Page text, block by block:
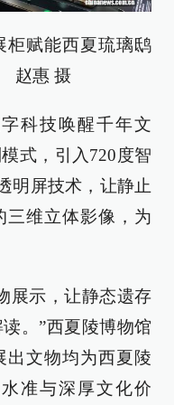
柜赋能西夏琉璃鸱
赵惠 摄
科技唤醒千年文
式，引入720度智
明屏技术，让静止
三维立体影像，为
展示，让静态遗存
。”西夏陵博物馆
出文物均为西夏陵
准与深厚文化价